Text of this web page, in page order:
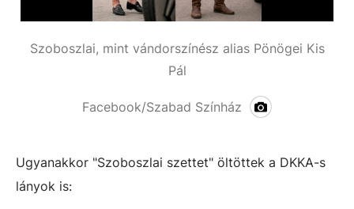
Szoboszlai, mint vándorszínész alias Pönögei Kis
Pál
Facebook/Szabad Színház
Ugyanakkor "Szoboszlai szettet" öltöttek a DKKA-s
lányok is: